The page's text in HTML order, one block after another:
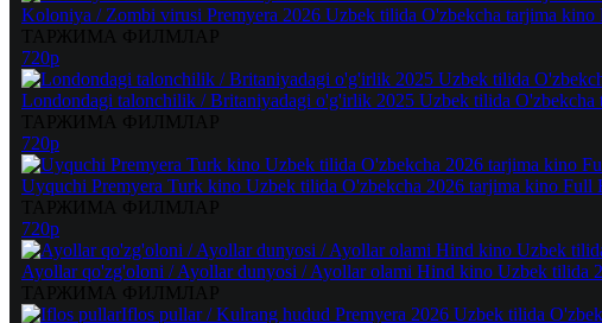
Koloniya / Zombi virusi Premyera 2026 Uzbek tilida O'zbekcha tarjima kino
720p
Londondagi talonchilik / Britaniyadagi o'g'irlik 2025 Uzbek tilida
720p
Uyquchi Premyera Turk kino Uzbek tilida O'zbekcha 2026 tarjima kino Full
720p
Ayollar qo'zg'oloni / Ayollar dunyosi / Ayollar olami Hind kino Uzbek tilida